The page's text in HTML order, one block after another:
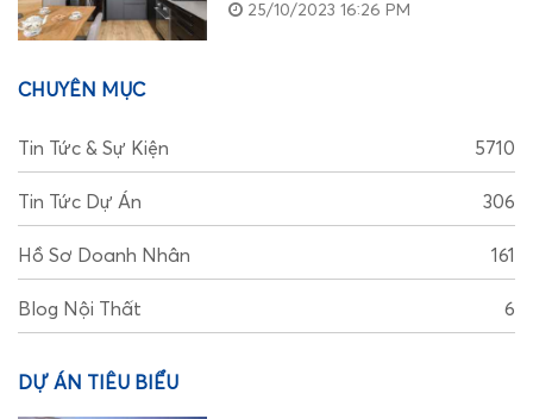
25/10/2023 16:26 PM
CHUYÊN MỤC
Tin Tức & Sự Kiện 5710
Tin Tức Dự Án 306
Hồ Sơ Doanh Nhân 161
Blog Nội Thất 6
DỰ ÁN TIÊU BIỂU